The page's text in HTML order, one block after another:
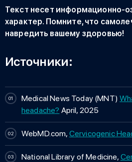
Текст несет информационно-
характер. Помните, что
навредить вашему здоровью!
Источники:
Medical News Today (MNT)
headache? April, 2025
WebMD.com, Cervicogenic
National Library of Medicine,